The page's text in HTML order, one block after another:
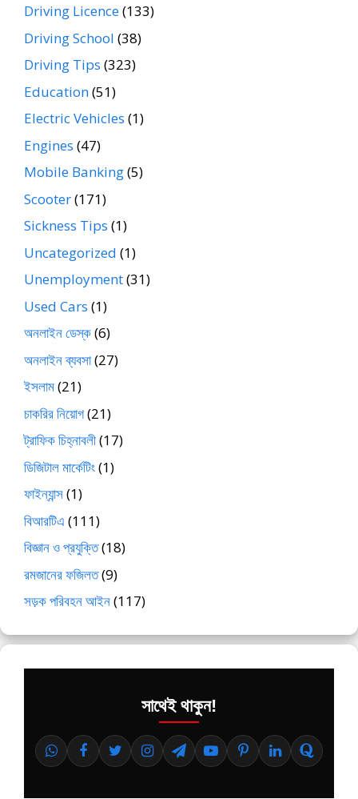
Driving Licence(133)
Driving School (38)
Driving Tips (323)
Education(51)
Electric Vehicles (1)
Engines (47)
Mobile Banking(5)
Scooter(171)
Sickness Tips (1)
Uncategorized (1)
Unemployment(31)
Used Cars (1)
অনলাইন ডেস্ক(6)
অনলাইন ব্যবসা(27)
ইসলাম(21)
চাকরির নিয়োগ(21)
ট্রাফিক চিহ্নাবলী(17)
ডিজিটাল মার্কেটিং(1)
ফাইন্যান্স(1)
বিআরটিএ (111)
বিজ্ঞান ও প্রযুক্তি(18)
রমজানের ফজিলত(9)
সড়ক পরিবহন আইন(117)
সাথেই থাকুন!